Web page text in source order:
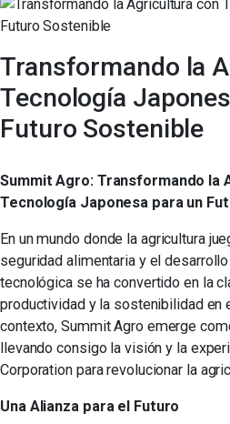
Transformando la
Tecnología
Futuro Sostenible
Summit Agro: Transformando la
Tecnología Japonesa para un
En un mundo donde la agricultura
seguridad alimentaria y el
tecnológica se ha convertido en la
productividad y la sostenibilidad en
contexto, Summit Agro emerge
llevando consigo la visión y la
Corporation para revolucionar la
Una Alianza para el Futuro